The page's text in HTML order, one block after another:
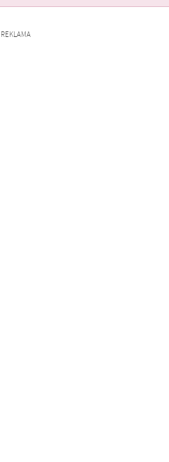
REKLAMA